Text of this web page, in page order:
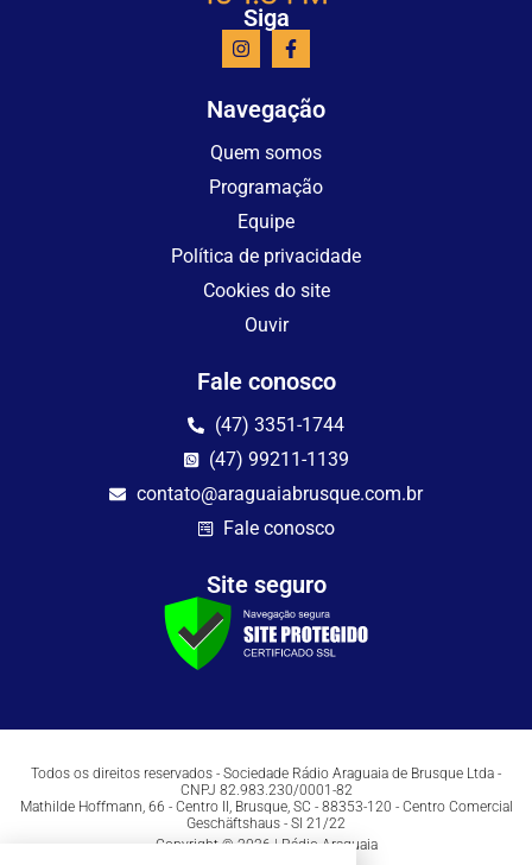
Siga
Navegação
Quem somos
Programação
Equipe
Política de privacidade
Cookies do site
Ouvir
Fale conosco
(47) 3351-1744
(47) 99211-1139
contato@araguaiabrusque.com.br
Fale conosco
Site seguro
Todos os direitos reservados - Sociedade Rádio Araguaia de Brusque Ltda -
CNPJ 82.983.230/0001-82
Mathilde Hoffmann, 66 - Centro II, Brusque, SC - 88353-120 - Centro Comercial
Geschäftshaus - Sl 21/22
Copyright © 2026 | Rádio Araguaia